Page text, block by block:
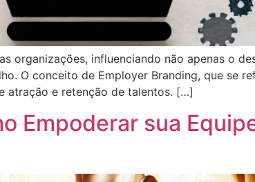
organizações, influenciando não apenas o
O conceito de Employer Branding, que se
atração e retenção de talentos. […]
Empoderar sua